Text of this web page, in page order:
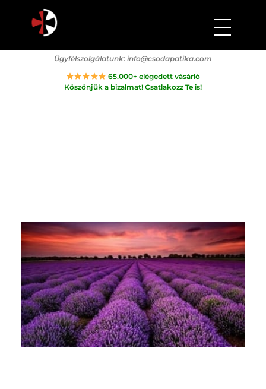
Csodapatika
Természet gyógyereje.
Ügyfélszolgálatunk: info@csodapatika.com
65.000+ elégedett vásárló
Köszönjük a bizalmat! Csatlakozz Te is!